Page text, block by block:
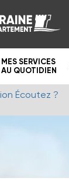
MES SERVICES
AU QUOTIDIEN
Écoutez ?